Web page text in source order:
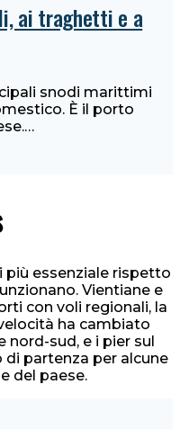
ai traghetti e a
snodi marittimi
È il porto
più essenziale rispetto
Vientiane e
con voli regionali, la
ha cambiato
sud, e i pier sul
partenza per alcune
del paese.